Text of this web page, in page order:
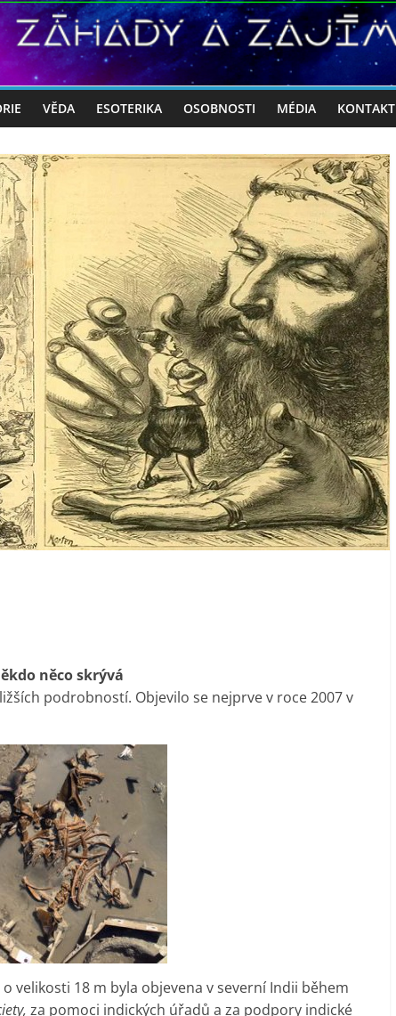
VĚDA ESOTERIKA OSOBNOSTI MÉDIA KONTAKT
něco skrývá
podrobností. Objevilo se nejprve v roce 2007 v
velikosti 18 m byla objevena v severní Indii během
za pomoci indických úřadů a za podpory indické